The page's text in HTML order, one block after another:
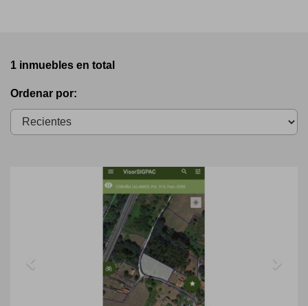
1 inmuebles en total
Ordenar por: